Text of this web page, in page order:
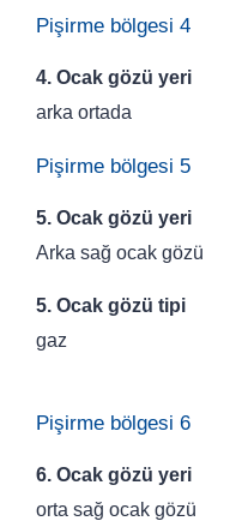
Pişirme bölgesi 4
4. Ocak gözü yeri
arka ortada
Pişirme bölgesi 5
5. Ocak gözü yeri
Arka sağ ocak gözü
5. Ocak gözü tipi
gaz
Pişirme bölgesi 6
6. Ocak gözü yeri
orta sağ ocak gözü